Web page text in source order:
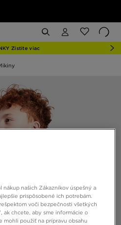
Zistite viac
našich Zákazníkov úspešný a
prispôsobené ich potrebám.
voči bezpečnosti všetkých
ak chcete, aby sme informácie o
mohli použiť na prípravu obsahu